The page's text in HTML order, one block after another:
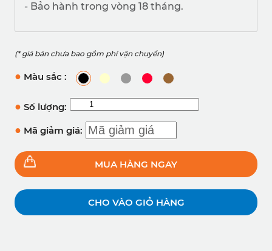
- Bảo hành trong vòng 18 tháng.
(* giá bán chưa bao gồm phí vận chuyển)
● Màu sắc :
● Số lượng:
● Mã giảm giá:
MUA HÀNG NGAY
CHO VÀO GIỎ HÀNG